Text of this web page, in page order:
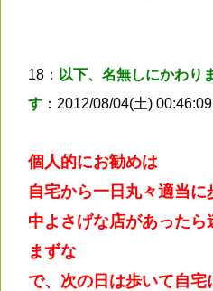
18： 以下、名無しにかわり
す ：2012/08/04(土)
個人的にお勧めは
自宅から一日丸々適当
中よさげな店があったら
まずな
で、次の日は歩いて自宅